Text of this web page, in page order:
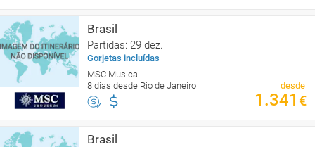
Brasil
Partidas: 29 dez.
Gorjetas incluídas
MSC Musica
8 dias desde Rio de Janeiro
desde
1.341 €
Brasil